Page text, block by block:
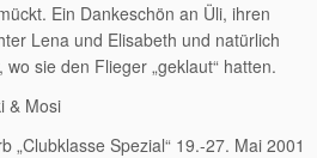
Ein Dankeschön an Üli, ihren
Lena und Elisabeth und natürlich
sie den Flieger „geklaut“ hatten.
& Mosi
„Clubklasse Spezial“ 19.-27. Mai 2001